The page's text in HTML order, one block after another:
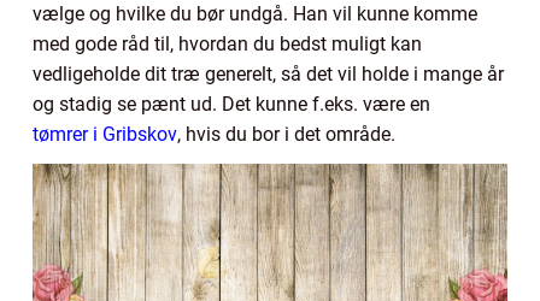
vælge og hvilke du bør undgå. Han vil kunne komme
med gode råd til, hvordan du bedst muligt kan
vedligeholde dit træ generelt, så det vil holde i mange år
og stadig se pænt ud. Det kunne f.eks. være en
tømrer i Gribskov, hvis du bor i det område.